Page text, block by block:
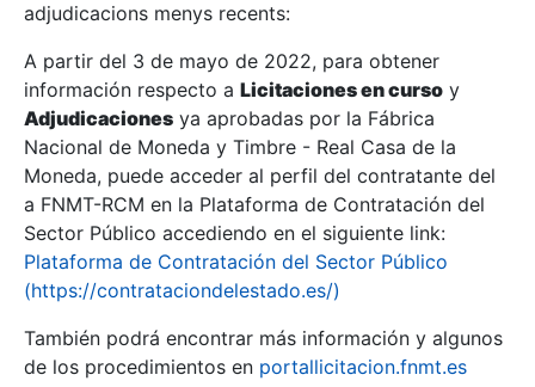
Mostra/Amaga
Mostra/Amaga
adjudicacions menys recents:
A partir del 3 de mayo de 2022, para obtener
información respecto a Licitaciones en curso y
Adjudicaciones ya aprobadas por la Fábrica
Nacional de Moneda y Timbre - Real Casa de la
Moneda, puede acceder al perfil del contratante del
a FNMT-RCM en la Plataforma de Contratación del
Sector Público accediendo en el siguiente link:
Plataforma de Contratación del Sector Público
(https://contrataciondelestado.es/)
También podrá encontrar más información y algunos
de los procedimientos en portallicitacion.fnmt.es